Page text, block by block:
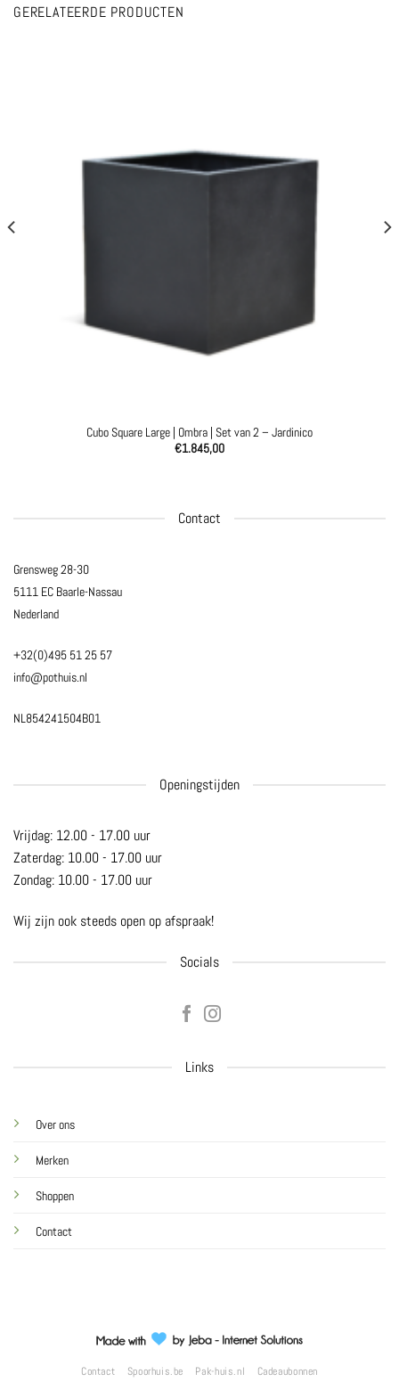
GERELATEERDE PRODUCTEN
Cubo Square Large | Ombra | Set van 2 – Jardinico
€1.845,00
Contact
Grensweg 28-30
5111 EC Baarle-Nassau
Nederland
+32(0)495 51 25 57
info@pothuis.nl
NL854241504B01
Links
Over ons
Merken
Shoppen
Contact
Openingstijden
Vrijdag: 12.00 - 17.00 uur
Zaterdag: 10.00 - 17.00 uur
Zondag: 10.00 - 17.00 uur
Wij zijn ook steeds open op afspraak!
Socials
Contact Spoorhuis.be Pak-huis.nl Cadeaubonnen